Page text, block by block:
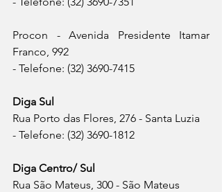
Procon - Avenida Presidente Itamar
Franco, 992
- Telefone: (32) 3690-7415
Diga Sul
Rua Porto das Flores, 276 - Santa Luzia
- Telefone: (32) 3690-1812
Diga Centro/ Sul
Rua São Mateus, 300 - São Mateus